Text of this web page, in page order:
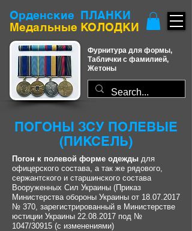
Орденские ПЛАНКИ
​Медальные КОЛОДКИ
Фурнитура для формы,
Таблички с фамилией,
Жетоны
ПОГОНЫ ЗСУ ПОЛЕВЫЕ
(ПИКСЕЛЬ)
Погон к полевой форме одежды для
офицерского состава, а так же рядового,
сержантского и старшинского состава
Вооруженных Сил Украины (Приказ
Министерства обороны Украины от 18.07.2017
№ 370, зарегистрированный в Министерстве
юстиции Украины 22.08.2017 под №
1047/30915 (с изменениями)